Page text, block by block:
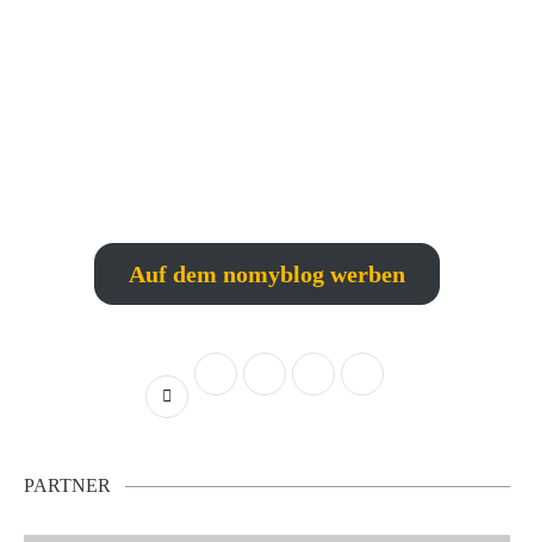
Auf dem nomyblog werben
PARTNER